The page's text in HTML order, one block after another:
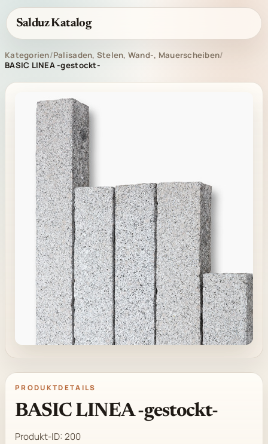
Salduz Katalog
Kategorien/Palisaden, Stelen, Wand-, Mauerscheiben/
BASIC LINEA -gestockt-
PRODUKTDETAILS
BASIC LINEA -gestockt-
Produkt-ID: 200